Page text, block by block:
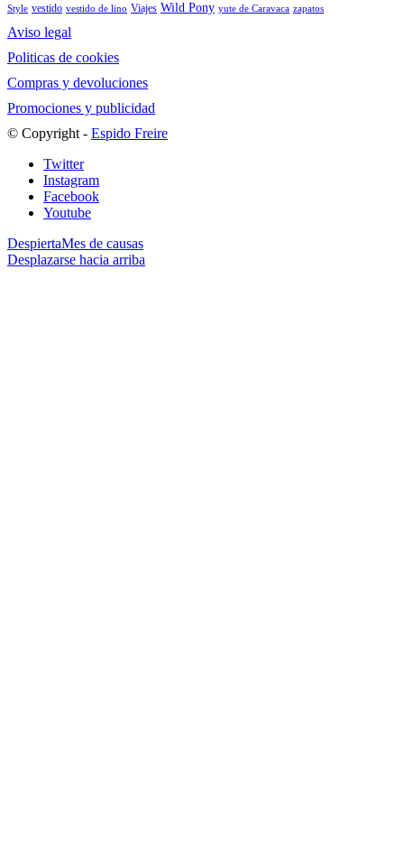
Style vestido vestido de lino Viajes Wild Pony yute de Caravaca zapatos
Aviso legal
Politicas de cookies
Compras y devoluciones
Promociones y publicidad
© Copyright - Espido Freire
Twitter
Instagram
Facebook
Youtube
DespiertaMes de causas
Desplazarse hacia arriba